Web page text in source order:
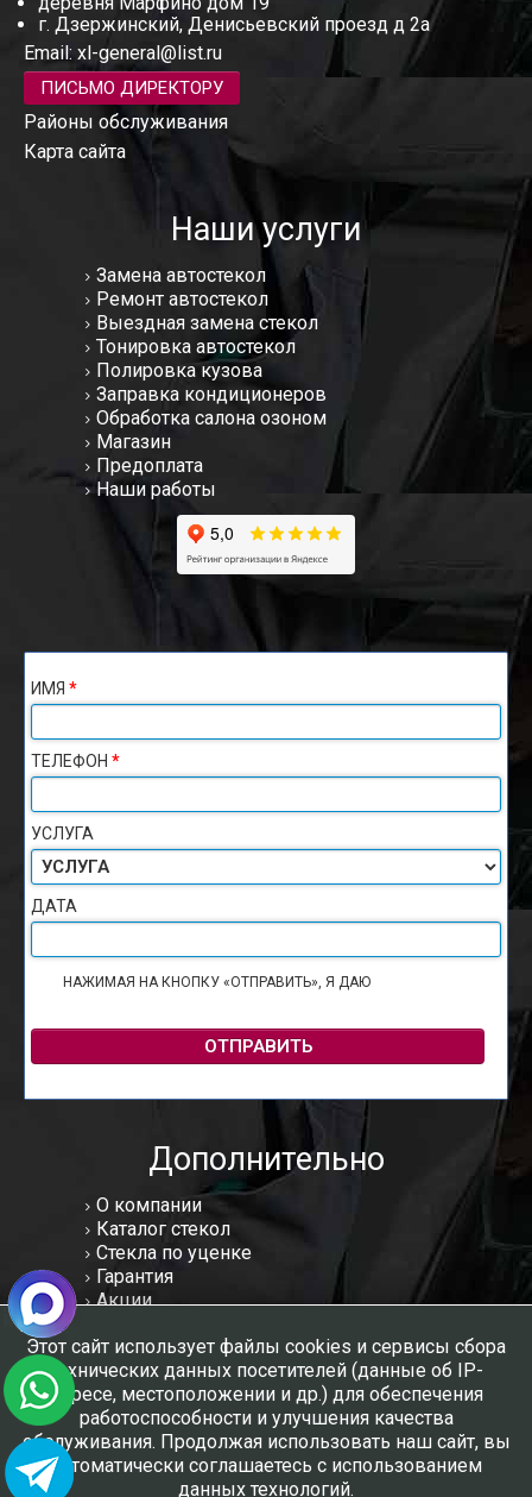
г. Дзержинский, Денисьевский проезд д 2а
Email: xl-general@list.ru
ПИСЬМО ДИРЕКТОРУ
Районы обслуживания
Карта сайта
Наши услуги
Замена автостекол
Ремонт автостекол
Выездная замена стекол
Тонировка автостекол
Полировка кузова
Заправка кондиционеров
Обработка салона озоном
Магазин
Предоплата
Наши работы
ИМЯ *
ТЕЛЕФОН *
УСЛУГА
ДАТА
НАЖИМАЯ НА КНОПКУ «ОТПРАВИТЬ», Я ДАЮ
ОТПРАВИТЬ
Дополнительно
О компании
Каталог стекол
Стекла по уценке
Гарантия
Акции
Отзывы
Вакансии
Контакты
Мы в соцсетях:
Этот сайт использует файлы cookies и сервисы сбора
технических данных посетителей (данные об IP-
адресе, местоположении и др.) для обеспечения
работоспособности и улучшения качества
обслуживания. Продолжая использовать наш сайт, вы
автоматически соглашаетесь с использованием
данных технологий.